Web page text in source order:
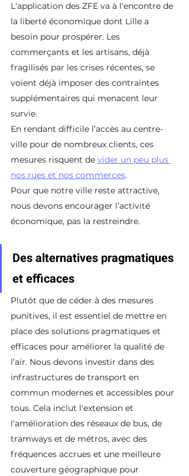
L'application des ZFE va à l'encontre de
la liberté économique dont Lille a
besoin pour prospérer. Les
commerçants et les artisans, déjà
fragilisés par les crises récentes, se
voient déjà imposer des contraintes
supplémentaires qui menacent leur
survie.
En rendant difficile l’accès au centre-
ville pour de nombreux clients, ces
mesures risquent de vider un peu plus
nos rues et nos commerces.
Pour que notre ville reste attractive,
nous devons encourager l’activité
économique, pas la restreindre.
Des alternatives pragmatiques
et efficaces
Plutôt que de céder à des mesures
punitives, il est essentiel de mettre en
place des solutions pragmatiques et
efficaces pour améliorer la qualité de
l’air. Nous devons investir dans des
infrastructures de transport en
commun modernes et accessibles pour
tous. Cela inclut l'extension et
l'amélioration des réseaux de bus, de
tramways et de métros, avec des
fréquences accrues et une meilleure
couverture géographique pour